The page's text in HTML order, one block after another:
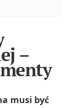
–
musi być